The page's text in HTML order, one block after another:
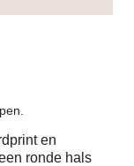
en
ronde hals